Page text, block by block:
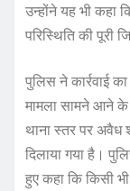
उन्होंने यह भी कहा
परिस्थिति की पूरी
पुलिस ने कार्रवाई का
मामला सामने आने
थाना स्तर पर अवैध
दिलाया गया है।
हुए कहा कि किसी